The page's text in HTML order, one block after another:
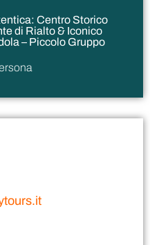
Centro Storico
di Rialto & Iconico
– Piccolo Gruppo